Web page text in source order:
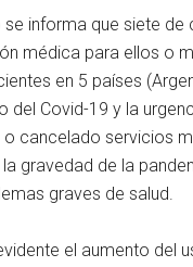
informa que siete
médica para ellos o
en 5 países
del Covid-19 y la
cancelado servicios
gravedad de la
graves de salud.
el aumento del